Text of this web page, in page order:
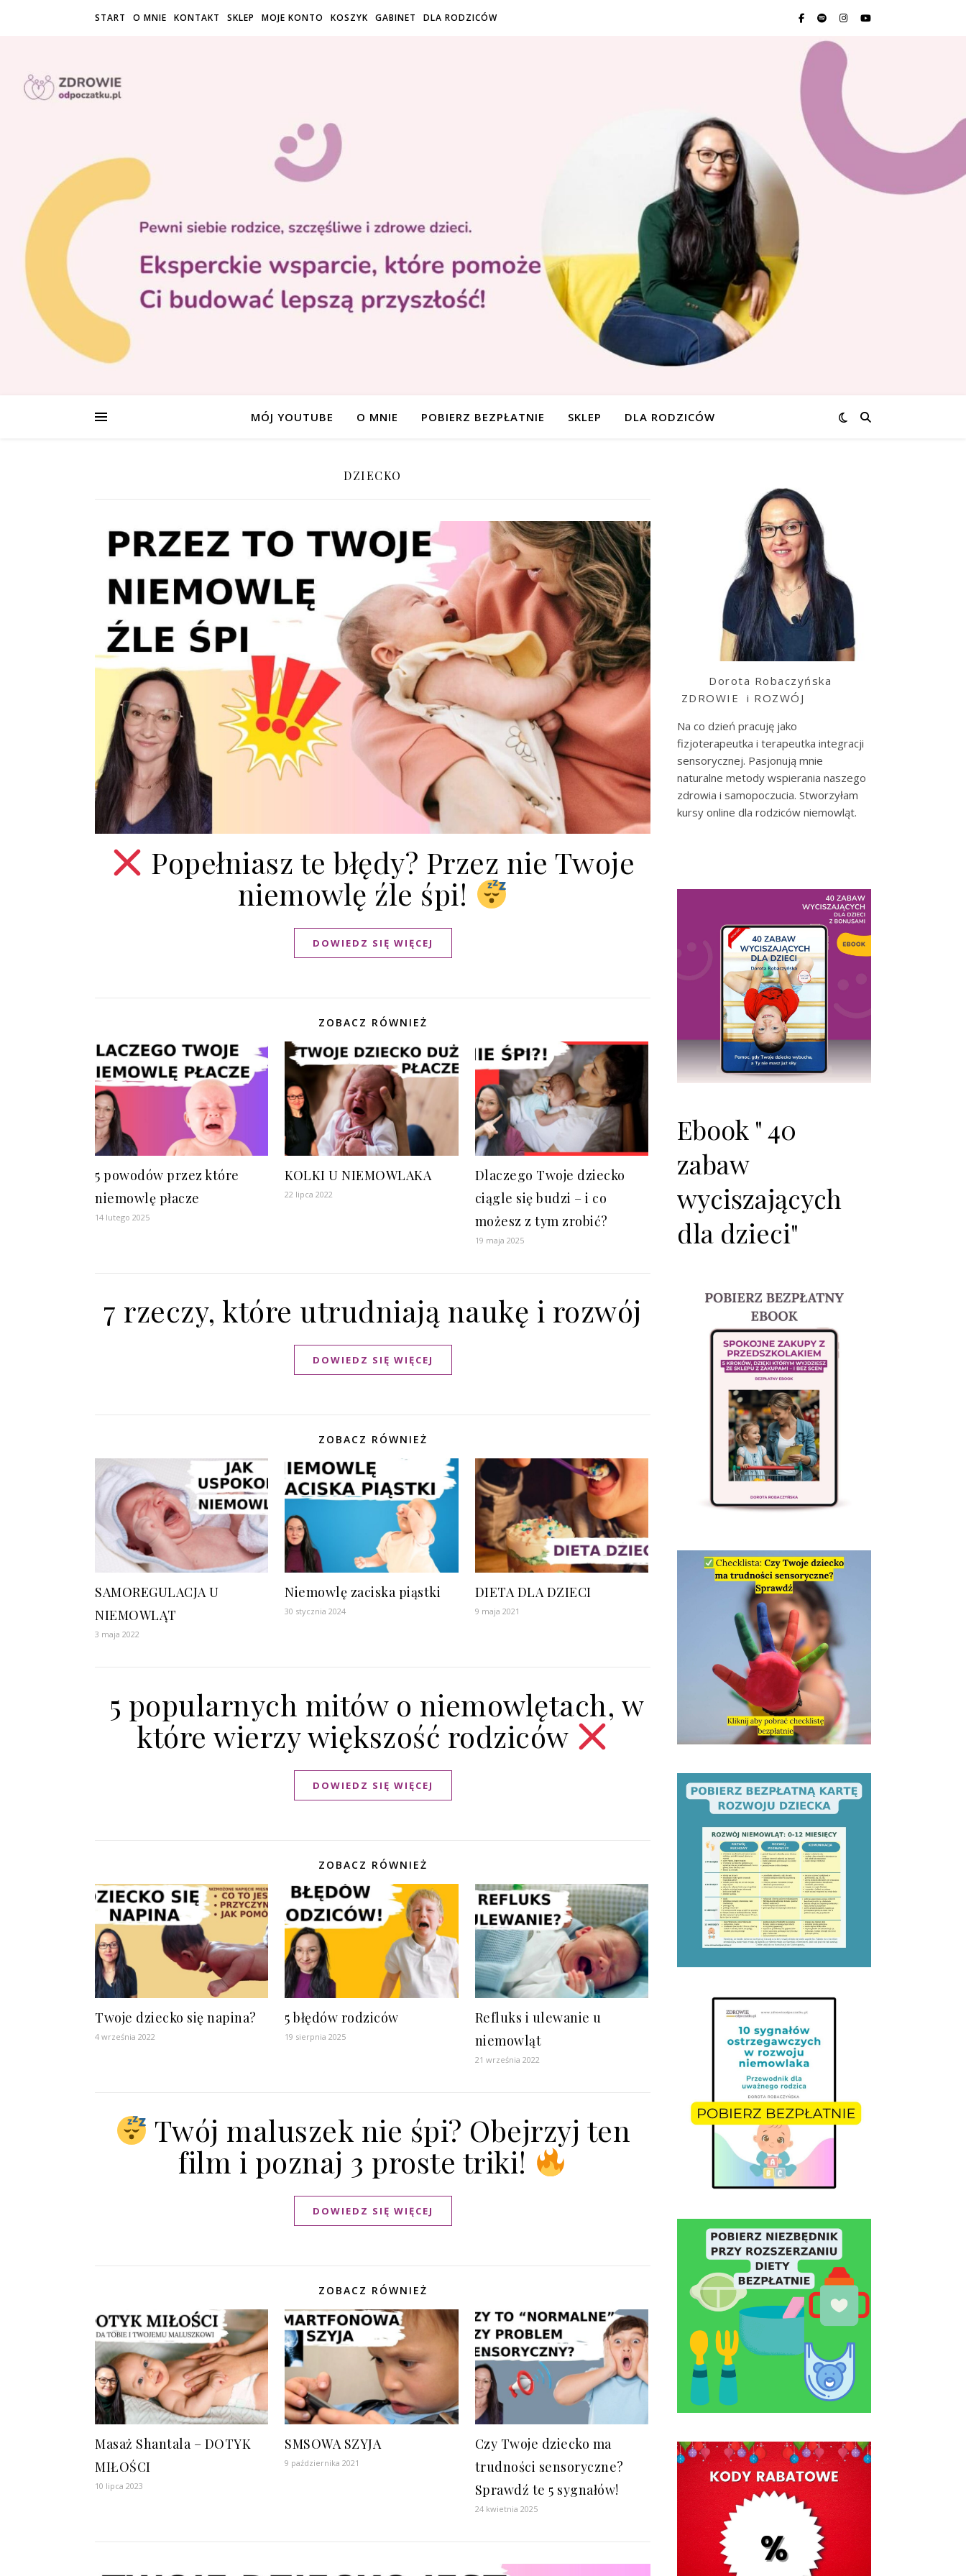
START O MNIE KONTAKT SKLEP MOJE KONTO KOSZYK GABINET DLA RODZICÓW
MÓJ YOUTUBE O MNIE POBIERZ BEZPŁATNIE SKLEP DLA RODZICÓW
DZIECKO
Popełniasz te błędy? Przez nie Twoje
niemowlę źle śpi!
DOWIEDZ SIĘ WIĘCEJ
ZOBACZ RÓWNIEŻ
5 powodów przez które
niemowlę płacze
14 lutego 2025
KOLKI U NIEMOWLAKA
22 lipca 2022
Dlaczego Twoje dziecko
ciągle się budzi – i co
możesz z tym zrobić?
19 maja 2025
7 rzeczy, które utrudniają naukę i rozwój
DOWIEDZ SIĘ WIĘCEJ
ZOBACZ RÓWNIEŻ
SAMOREGULACJA U
NIEMOWLĄT
3 maja 2022
Niemowlę zaciska piąstki
30 stycznia 2024
DIETA DLA DZIECI
9 maja 2021
5 popularnych mitów o niemowlętach, w
które wierzy większość rodziców
DOWIEDZ SIĘ WIĘCEJ
ZOBACZ RÓWNIEŻ
Twoje dziecko się napina?
4 września 2022
5 błędów rodziców
19 sierpnia 2025
Refluks i ulewanie u
niemowląt
21 września 2022
Twój maluszek nie śpi? Obejrzyj ten
film i poznaj 3 proste triki!
DOWIEDZ SIĘ WIĘCEJ
ZOBACZ RÓWNIEŻ
Masaż Shantala – DOTYK
MIŁOŚCI
10 lipca 2023
SMSOWA SZYJA
9 października 2021
Czy Twoje dziecko ma
trudności sensoryczne?
Sprawdź te 5 sygnałów!
24 kwietnia 2025
Dorota Robaczyńska
ZDROWIE i ROZWÓJ
Na co dzień pracuję jako
fizjoterapeutka i terapeutka integracji
sensorycznej. Pasjonują mnie
naturalne metody wspierania naszego
zdrowia i samopoczucia. Stworzyłam
kursy online dla rodziców niemowląt.
Ebook " 40
zabaw
wyciszających
dla dzieci"